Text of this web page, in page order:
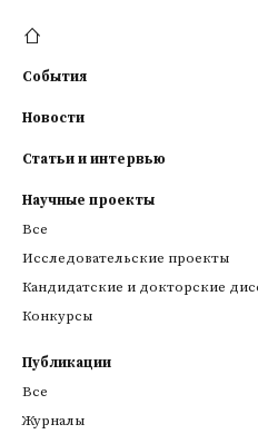
События
Новости
Статьи и интервью
Научные проекты
Все
Исследовательские проекты
Кандидатские и докторские
Конкурсы
Публикации
Все
Журналы